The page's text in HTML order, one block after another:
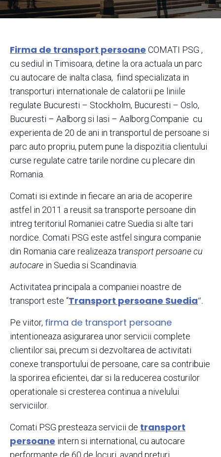
Firma de transport persoane COMATI PSG ,
cu sediul in Timisoara, detine la ora actuala un parc
cu autocare de inalta clasa, fiind specializata in
transporturi internationale de calatorii pe liniile
regulate Bucuresti – Stockholm, Bucuresti – Oslo,
Bucuresti – Aalborg si Iasi – Aalborg.Companie cu
experienta de 20 de ani in transportul de persoane si
parc auto propriu, putem pune la dispozitia clientului
curse regulate catre tarile nordine cu plecare din
Romania.
Comati isi extinde in fiecare an aria de acoperire
astfel in 2011 a reusit sa transporte persoane din
intreg teritoriul Romaniei catre Suedia si alte tari
nordice. Comati PSG este astfel singura companie
din Romania care realizeaza transport persoane cu
autocare in Suedia si Scandinavia.
Activitatea principala a companiei noastre de
transport este “Transport persoane Suedia“.
Pe viitor, firma de transport persoane
intentioneaza asigurarea unor servicii complete
clientilor sai, precum si dezvoltarea de activitati
conexe transportului de persoane, care sa contribuie
la sporirea eficientei, dar si la reducerea costurilor
operationale si cresterea continua a nivelului
serviciilor.
Comati PSG presteaza servicii de transport
persoane intern si international, cu autocare
performante de 60 de locuri, avand preturi